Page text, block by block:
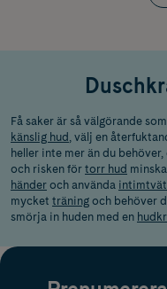
Få saker är så välgörande
känslig hud , välj en
heller inte mer än du
och risken för torr hud
händer och använda
mycket träning och behöver
smörja in huden med en